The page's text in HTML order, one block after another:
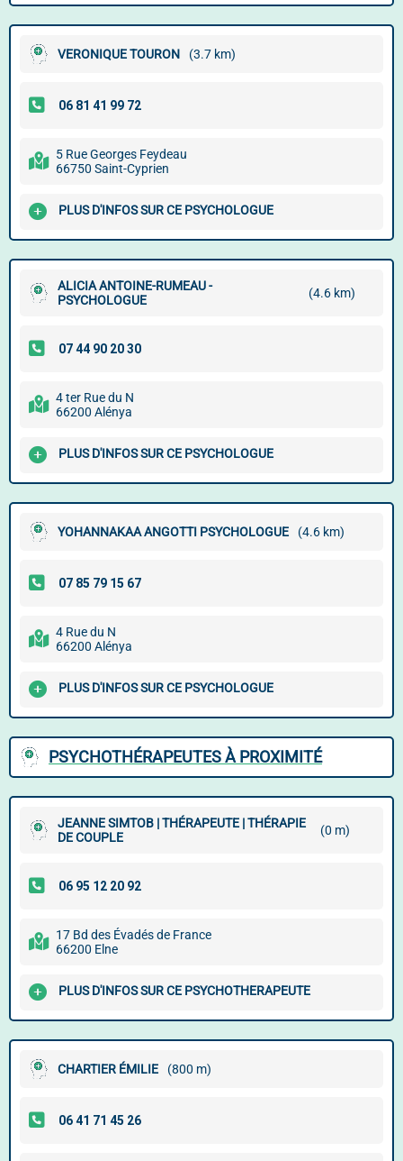
VERONIQUE TOURON (3.7 km)
5 Rue Georges Feydeau
66750 Saint-Cyprien
PLUS D'INFOS SUR CE PSYCHOLOGUE
ALICIA ANTOINE-RUMEAU -
PSYCHOLOGUE
(4.6 km)
4 ter Rue du N
66200 Alénya
PLUS D'INFOS SUR CE PSYCHOLOGUE
YOHANNAKAA ANGOTTI PSYCHOLOGUE (4.6 km)
4 Rue du N
66200 Alénya
PLUS D'INFOS SUR CE PSYCHOLOGUE
PSYCHOTHÉRAPEUTES À PROXIMITÉ
JEANNE SIMTOB | THÉRAPEUTE | THÉRAPIE
DE COUPLE
(0 m)
17 Bd des Évadés de France
66200 Elne
PLUS D'INFOS SUR CE PSYCHOTHERAPEUTE
CHARTIER ÉMILIE (800 m)